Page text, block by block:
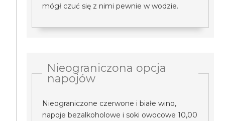
mógł czuć się z nimi pewnie w wodzie.
Nieograniczona opcja
napojów
Nieograniczone czerwone i białe wino,
napoje bezalkoholowe i soki owocowe 10,00